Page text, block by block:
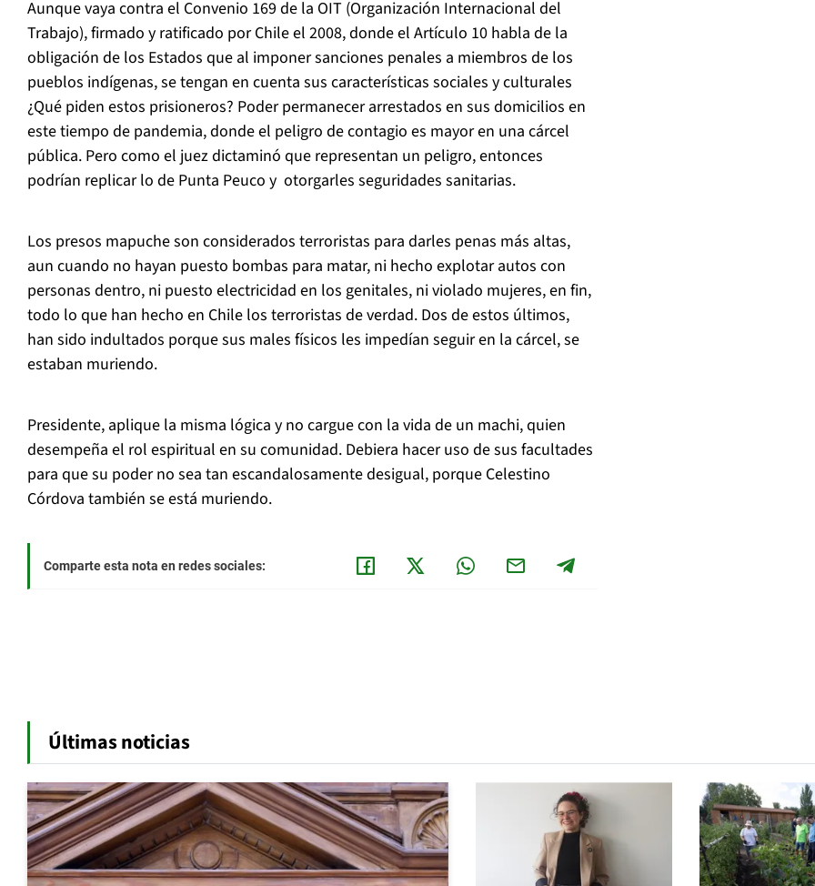
Aunque vaya contra el Convenio 169 de la OIT (Organización Internacional del
Trabajo), firmado y ratificado por Chile el 2008, donde el Artículo 10 habla de la
obligación de los Estados que al imponer sanciones penales a miembros de los
pueblos indígenas, se tengan en cuenta sus características sociales y culturales
¿Qué piden estos prisioneros? Poder permanecer arrestados en sus domicilios en
este tiempo de pandemia, donde el peligro de contagio es mayor en una cárcel
pública. Pero como el juez dictaminó que representan un peligro, entonces
podrían replicar lo de Punta Peuco y otorgarles seguridades sanitarias.
Los presos mapuche son considerados terroristas para darles penas más altas,
aun cuando no hayan puesto bombas para matar, ni hecho explotar autos con
personas dentro, ni puesto electricidad en los genitales, ni violado mujeres, en fin,
todo lo que han hecho en Chile los terroristas de verdad. Dos de estos últimos,
han sido indultados porque sus males físicos les impedían seguir en la cárcel, se
estaban muriendo.
Presidente, aplique la misma lógica y no cargue con la vida de un machi, quien
desempeña el rol espiritual en su comunidad. Debiera hacer uso de sus facultades
para que su poder no sea tan escandalosamente desigual, porque Celestino
Córdova también se está muriendo.
Comparte esta nota en redes sociales:
Últimas noticias